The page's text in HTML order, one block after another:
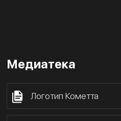
Медиатека
Логотип Кометта